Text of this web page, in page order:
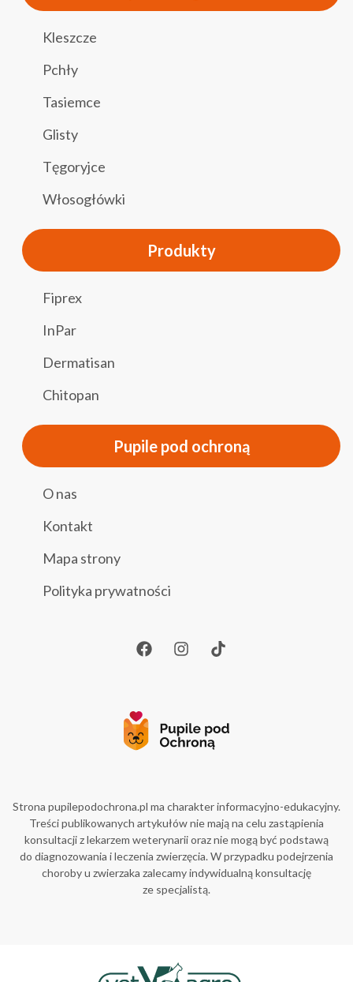
Kleszcze
Pchły
Tasiemce
Glisty
Tęgoryjce
Włosogłówki
Produkty
Fiprex
InPar
Dermatisan
Chitopan
Pupile pod ochroną
O nas
Kontakt
Mapa strony
Polityka prywatności
Strona pupilepodochrona.pl ma charakter informacyjno-edukacyjny.
Treści publikowanych artykułów nie mają na celu zastąpienia
konsultacji z lekarzem weterynarii oraz nie mogą być podstawą
do diagnozowania i leczenia zwierzęcia. W przypadku podejrzenia
choroby u zwierzaka zalecamy indywidualną konsultację
ze specjalistą.